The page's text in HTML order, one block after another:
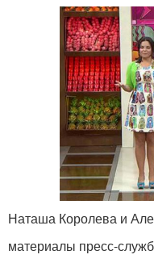
Наташа Королева и
материалы пресс-